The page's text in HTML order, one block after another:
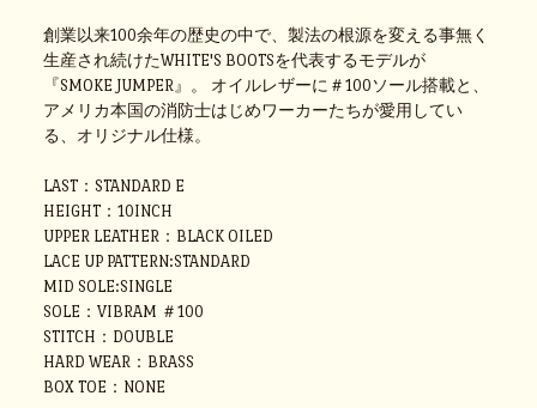
創業以来100余年の歴史の中で、製法の根源を変える事無く
生産され続けたWHITE'S BOOTSを代表するモデルが
『SMOKE JUMPER』。 オイルレザーに＃100ソール搭載と、
アメリカ本国の消防士はじめワーカーたちが愛用してい
る、オリジナル仕様。
LAST：STANDARD E
HEIGHT：10INCH
UPPER LEATHER：BLACK OILED
LACE UP PATTERN:STANDARD
MID SOLE:SINGLE
SOLE：VIBRAM ＃100
STITCH：DOUBLE
HARD WEAR：BRASS
BOX TOE：NONE